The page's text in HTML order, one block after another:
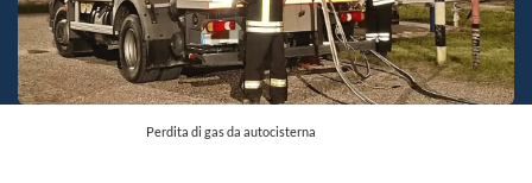
Perdita di gas da autocisterna